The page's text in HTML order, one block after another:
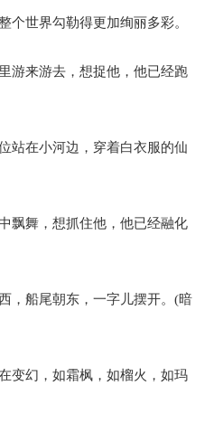
个世界勾勒得更加绚丽多彩。
游来游去，想捉他，他已经跑
站在小河边，穿着白衣服的仙
飘舞，想抓住他，他已经融化
，船尾朝东，一字儿摆开。(暗
变幻，如霜枫，如榴火，如玛